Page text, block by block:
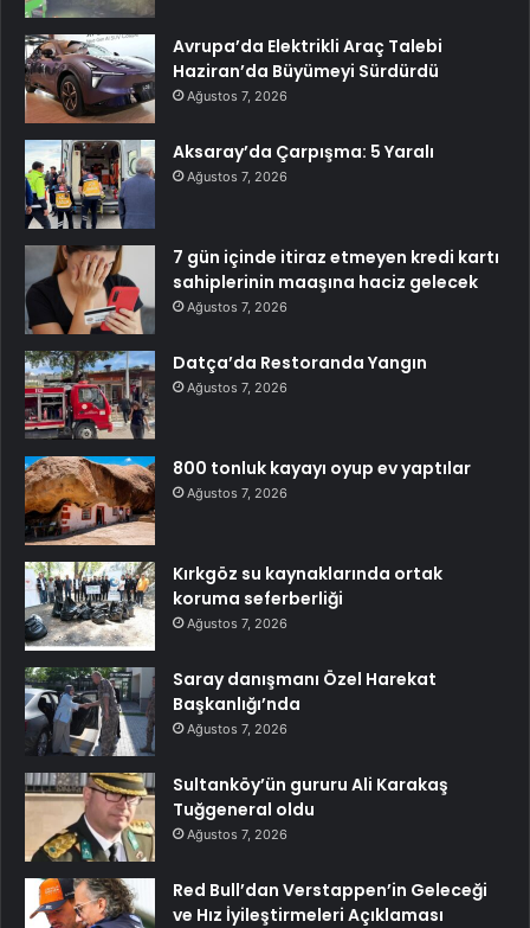
Avrupa’da Elektrikli Araç Talebi
Haziran’da Büyümeyi Sürdürdü
Ağustos 7, 2026
Aksaray’da Çarpışma: 5 Yaralı
Ağustos 7, 2026
7 gün içinde itiraz etmeyen kredi kartı
sahiplerinin maaşına haciz gelecek
Ağustos 7, 2026
Datça’da Restoranda Yangın
Ağustos 7, 2026
800 tonluk kayayı oyup ev yaptılar
Ağustos 7, 2026
Kırkgöz su kaynaklarında ortak
koruma seferberliği
Ağustos 7, 2026
Saray danışmanı Özel Harekat
Başkanlığı’nda
Ağustos 7, 2026
Sultanköy’ün gururu Ali Karakaş
Tuğgeneral oldu
Ağustos 7, 2026
Red Bull’dan Verstappen’in Geleceği
ve Hız İyileştirmeleri Açıklaması